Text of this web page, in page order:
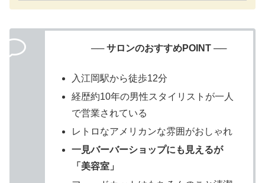
── サロンのおすすめPOINT ──
入江岡駅から徒歩12分
経歴約10年の男性スタイリストが一人
で営業されている
レトロなアメリカンな雰囲がおしゃれ
一見バーバーショップにも見えるが
「美容室」